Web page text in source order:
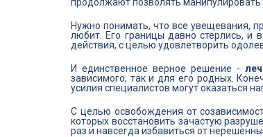
Нужно понимать, что все увещевания,
любит. Его границы давно стерлись, и
действия, с целью удовлетворить
И единственное верное решение -
зависимого, так и для его родных.
усилия специалистов могут оказаться
С целью освобождения от
которых восстановить зачастую
раз и навсегда избавиться от